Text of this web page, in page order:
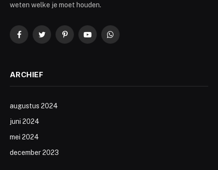
weten welke je moet houden.
FacebookTwitterPinterestYouTubeWhatsApp
ARCHIEF
augustus 2024
juni 2024
mei 2024
december 2023